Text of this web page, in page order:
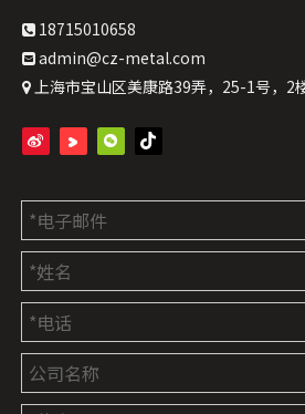
 18715010658
 admin@cz-metal.com
 上海市宝山区美康路39弄，25-1号，2